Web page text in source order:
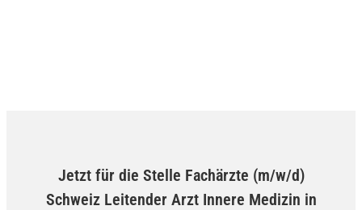
Jetzt für die Stelle Fachärzte (m/w/d)
Schweiz Leitender Arzt Innere Medizin in